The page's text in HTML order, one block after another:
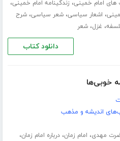
های امام خمینی، زندگینامه امام خمینی،
، اشعار سیاسی،شعر سیاسی،شرح
، غزل،شعر
دانلود کتاب
خوبی‌ها
اندیشه و مذهب
مهدی، امام زمان،درباره امام زمان،